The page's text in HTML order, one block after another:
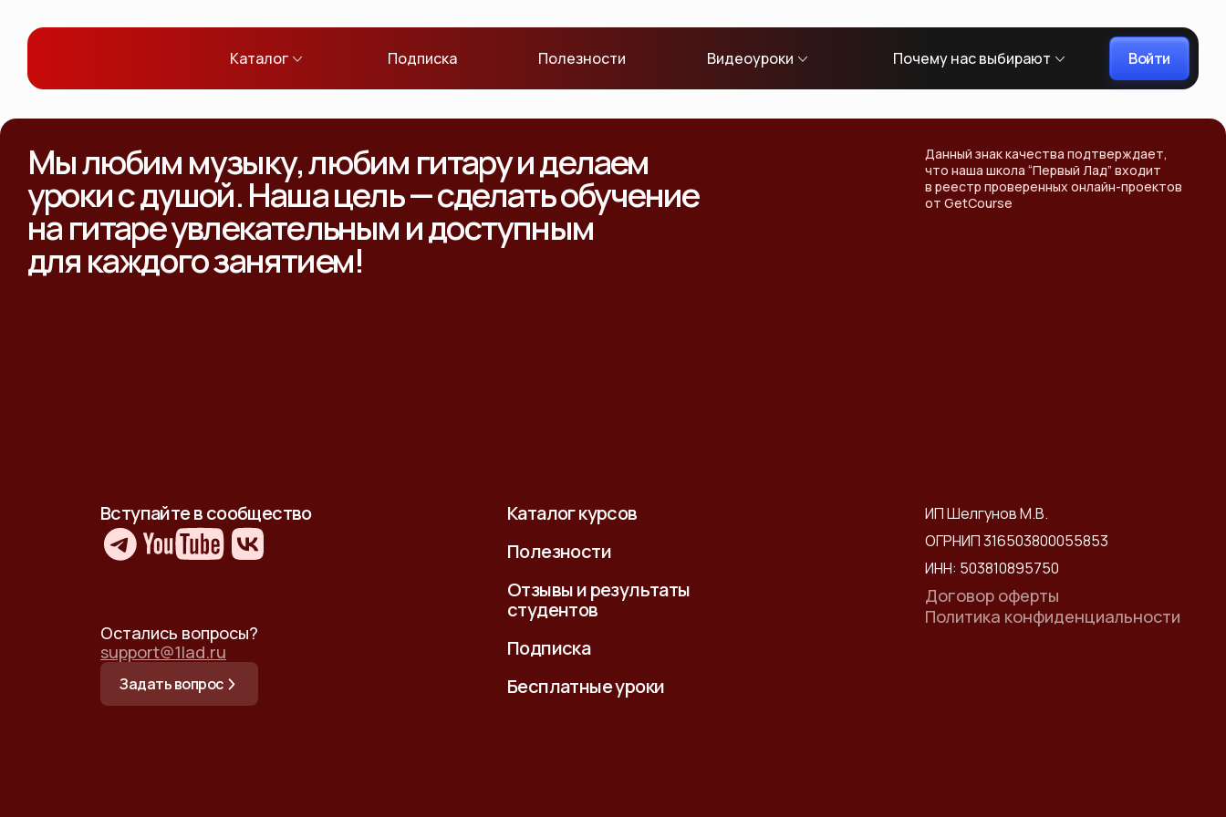
Каталог Подписка Полезности Видеоуроки Почему нас выбирают Войти
Мы любим музыку, любим гитару и делаем
уроки с душой. Наша цель — сделать обучение
на гитаре увлекательным и доступным
для каждого занятием!
Данный знак качества подтверждает,
что наша школа “Первый Лад” входит
в реестр проверенных онлайн-проектов
от GetCourse
Вступайте в сообщество
Остались вопросы?
support@1lad.ru
Задать вопрос
Каталог курсов
Полезности
Отзывы и результаты
студентов
Подписка
Бесплатные уроки
ИП Шелгунов М.В.
ОГРНИП 316503800055853
ИНН: 503810895750
Договор оферты
Политика конфиденциальности